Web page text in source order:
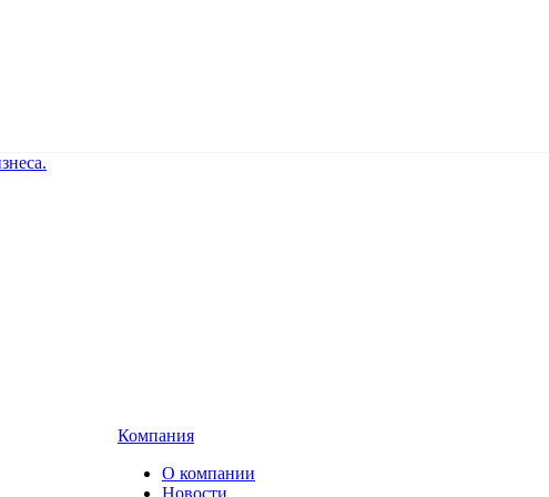
Компания
О компании
Новости